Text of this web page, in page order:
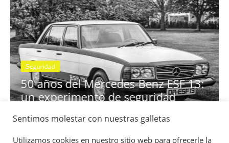
Seguridad
50 años del Mercedes-Benz ESF 13:
un experimento de seguridad
Sentimos molestar con nuestras galletas
Utilizamos cookies en nuestro sitio web para ofrecerle la